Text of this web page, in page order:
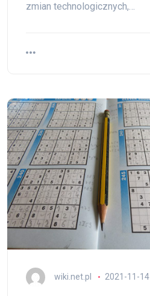
zmian technologicznych,…
wiki.net.pl 2021-11-14